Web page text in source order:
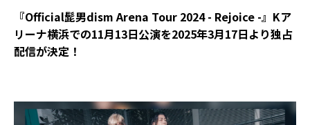
『Official髭男dism Arena Tour 2024 - Rejoice -』Kア
リーナ横浜での11月13日公演を2025年3月17日より独占
配信が決定！